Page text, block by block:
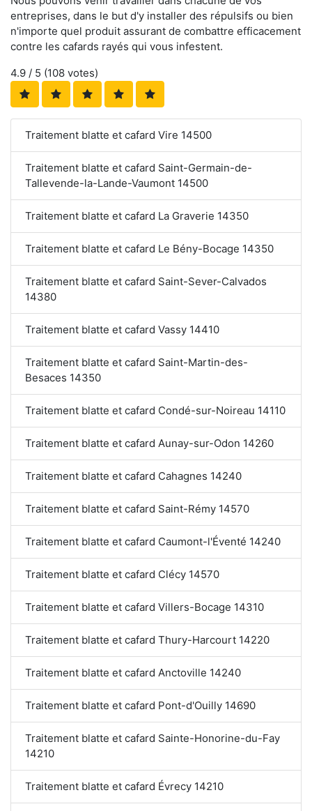
entreprises, dans le but d'y installer des répulsifs ou bien
n'importe quel produit assurant de combattre efficacement
contre les cafards rayés qui vous infestent.
4.9 / 5 (108 votes)
Traitement blatte et cafard Vire 14500
Traitement blatte et cafard Saint-Germain-de-
Tallevende-la-Lande-Vaumont 14500
Traitement blatte et cafard La Graverie 14350
Traitement blatte et cafard Le Bény-Bocage 14350
Traitement blatte et cafard Saint-Sever-Calvados
14380
Traitement blatte et cafard Vassy 14410
Traitement blatte et cafard Saint-Martin-des-
Besaces 14350
Traitement blatte et cafard Condé-sur-Noireau 14110
Traitement blatte et cafard Aunay-sur-Odon 14260
Traitement blatte et cafard Cahagnes 14240
Traitement blatte et cafard Saint-Rémy 14570
Traitement blatte et cafard Caumont-l'Éventé 14240
Traitement blatte et cafard Clécy 14570
Traitement blatte et cafard Villers-Bocage 14310
Traitement blatte et cafard Thury-Harcourt 14220
Traitement blatte et cafard Anctoville 14240
Traitement blatte et cafard Pont-d'Ouilly 14690
Traitement blatte et cafard Sainte-Honorine-du-Fay
14210
Traitement blatte et cafard Évrecy 14210